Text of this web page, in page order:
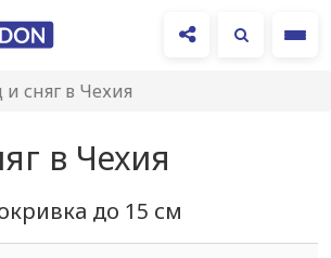
и сняг в Чехия
в Чехия
до 15 см